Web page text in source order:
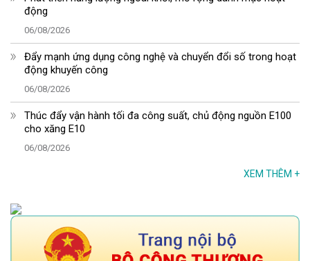
động
06/08/2026
Đẩy mạnh ứng dụng công nghệ và chuyển đổi số trong hoạt
động khuyến công
06/08/2026
Thúc đẩy vận hành tối đa công suất, chủ động nguồn E100
cho xăng E10
06/08/2026
XEM THÊM +